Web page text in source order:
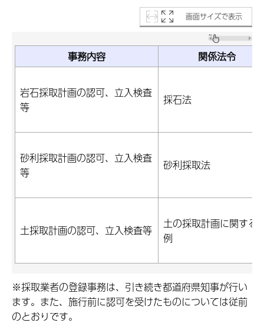
画面サイズで表示
事務内容 関係法令
岩石採取計画の認可、立入検査
等
採石法
砂利採取計画の認可、立入検査
等
砂利採取法
土採取計画の認可、立入検査等
土の採取計画に関する
例
※採取業者の登録事務は、引き続き都道府県知事が行い
ます。また、施行前に認可を受けたものについては従前
のとおりです。